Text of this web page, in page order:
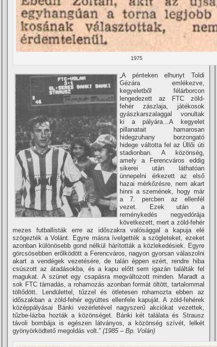
1975
„A pénteken elhunyt Toldi
Gézára emlékezve,
kegyeletből félárborcon
lengedezett az FTC zöld-
fehér zászlaja, játékosok
gyászkarszalaggal vonultak
ki a pályára…A kegyelet
pillanatait hamarosan
hidegzuhany borzongató
hidege váltotta fel az Üllői úti
stadionban. A közönség,
amely a Ferencváros eddig
sikerei után láthatóan
ünnepelni érkezett az első
hazai mérkőzésre, nem akart
hinni a szemének, hogy már
a 7. percben az ellenfél
vezet. Ezek után a
reménykedés negyedórája
következett, mert a zöld-fehér
mezes futballisták erre az időszakra valósággal a kapuja elé
szögezték a Volánt. Egyre másra í­velgették a szögleteket, ezeket
azonban különösebb gond nélkül hárí­tották a közlekedésiek. Egyre
görcsösebben erőlködött a Ferencváros, nagyon gyorsan válaszolni
akart a vendégek vezetésére, de talán éppen ezért, rendre hiba
csúszott az átadásokba, és a kapu előtt sem igazán találták fel
magukat. A szünet egy csapásra megváltozott minden. Maradt a
sok FTC támadás, a rohamozás azonban formát öltött, tartalommal
töltődött. Lendülettel, tűzzel és ötletesen rohamozta ebben az
időszakban a zöld-fehér együttes ellenfele kapuját. A zöld-fehérek
középpályásai Bánki vezérletével nagyszerű akciókat vezettek,
tűzbe-lázba hozták a közönséget. Bánki két találata és Strausz
távoli bombája is egészen látványos, a közönség szí­vét, lelkét
gyönyörködtető megoldás volt.”(1985 – Bp. Volán)